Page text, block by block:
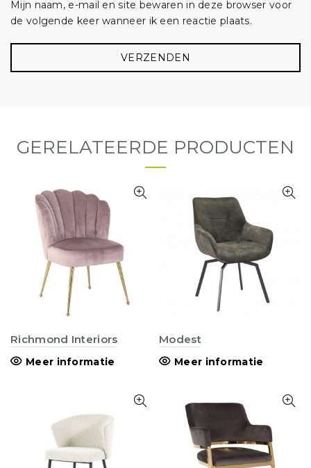
Mijn naam, e-mail en site bewaren in deze browser voor
de volgende keer wanneer ik een reactie plaats.
GERELATEERDE PRODUCTEN
Richmond Interiors
Meer informatie
Modest
Meer informatie